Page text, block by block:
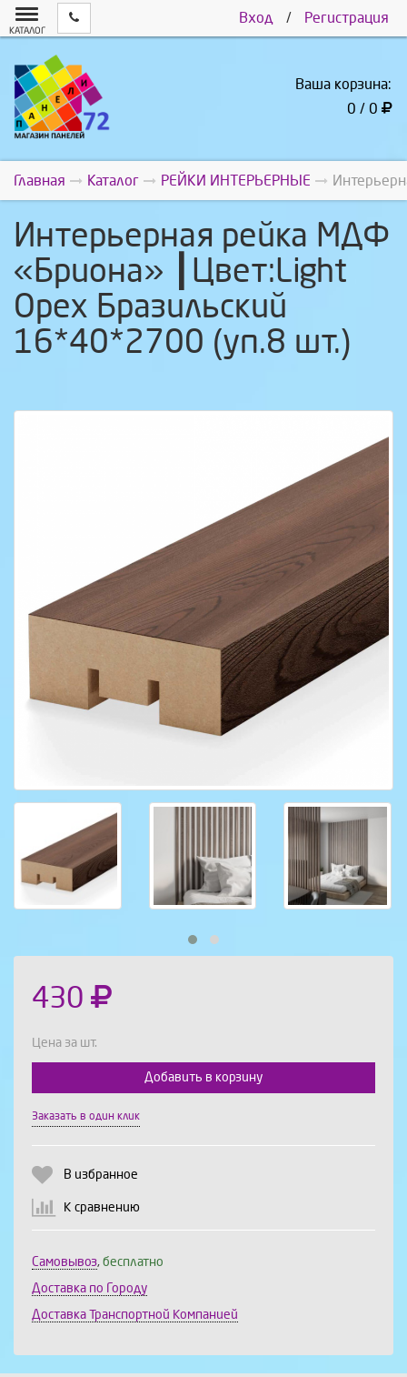
Вход / Регистрация
КАТАЛОГ
Ваша корзина:
0 / 0
Главная Каталог РЕЙКИ ИНТЕРЬЕРНЫЕ
Интерьерная рейка МДФ
«Бриона» ┃Цвет:Light
Орех Бразильский
16*40*2700 (уп.8 шт.)
430
Цена за шт.
Добавить в корзину
Заказать в один клик
В избранное
К сравнению
Самовывоз, бесплатно
Доставка по Городу
Доставка Транспортной Компанией